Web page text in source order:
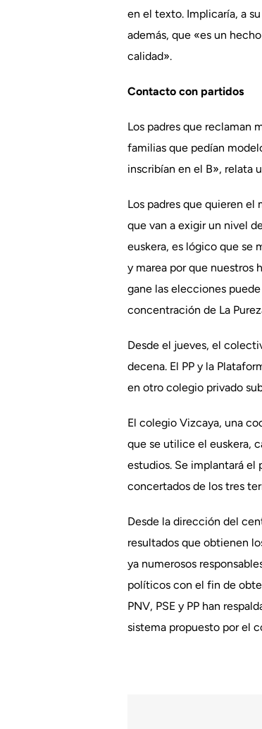
en el texto. Implicaría, a
además, que «es un
calidad».
Contacto con partidos
Los padres que reclaman
familias que pedían
inscribían en el B», relata
Los padres que quieren el
que van a exigir un nivel
euskera, es lógico que se
y marea por que nuestros
gane las elecciones
concentración de La
Desde el jueves, el
decena. El PP y la
en otro colegio privado
El colegio Vizcaya, una
que se utilice el euskera,
estudios. Se implantará el
concertados de los tres
Desde la dirección del
resultados que obtienen
ya numerosos
políticos con el fin de
PNV, PSE y PP han
sistema propuesto por el